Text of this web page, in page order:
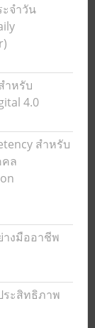
จำวัน
ำหรับ
4.0
สำหรับ
ล
งมืออาชีพ
ระสิทธิภาพ